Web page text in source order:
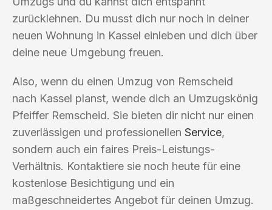
zurücklehnen. Du musst dich nur noch in deiner
neuen Wohnung in Kassel einleben und dich über
deine neue Umgebung freuen.
Also, wenn du einen Umzug von Remscheid
nach Kassel planst, wende dich an Umzugskönig
Pfeiffer Remscheid. Sie bieten dir nicht nur einen
zuverlässigen und professionellen Service,
sondern auch ein faires Preis-Leistungs-
Verhältnis. Kontaktiere sie noch heute für eine
kostenlose Besichtigung und ein
maßgeschneidertes Angebot für deinen Umzug.